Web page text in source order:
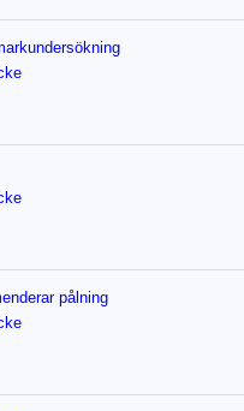
pålning